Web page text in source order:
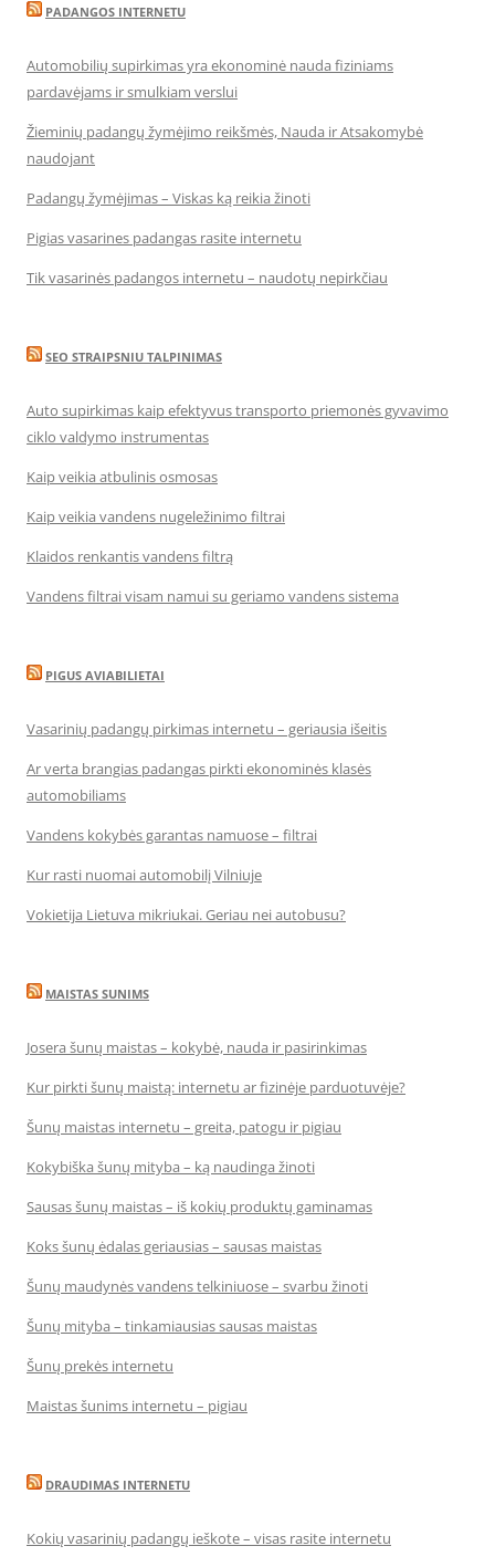
PADANGOS INTERNETU
Automobilių supirkimas yra ekonominė nauda fiziniams
pardavėjams ir smulkiam verslui
Žieminių padangų žymėjimo reikšmės, Nauda ir Atsakomybė
naudojant
Padangų žymėjimas – Viskas ką reikia žinoti
Pigias vasarines padangas rasite internetu
Tik vasarinės padangos internetu – naudotų nepirkčiau
SEO STRAIPSNIU TALPINIMAS
Auto supirkimas kaip efektyvus transporto priemonės gyvavimo
ciklo valdymo instrumentas
Kaip veikia atbulinis osmosas
Kaip veikia vandens nugeležinimo filtrai
Klaidos renkantis vandens filtrą
Vandens filtrai visam namui su geriamo vandens sistema
PIGUS AVIABILIETAI
Vasarinių padangų pirkimas internetu – geriausia išeitis
Ar verta brangias padangas pirkti ekonominės klasės
automobiliams
Vandens kokybės garantas namuose – filtrai
Kur rasti nuomai automobilį Vilniuje
Vokietija Lietuva mikriukai. Geriau nei autobusu?
MAISTAS SUNIMS
Josera šunų maistas – kokybė, nauda ir pasirinkimas
Kur pirkti šunų maistą: internetu ar fizinėje parduotuvėje?
Šunų maistas internetu – greita, patogu ir pigiau
Kokybiška šunų mityba – ką naudinga žinoti
Sausas šunų maistas – iš kokių produktų gaminamas
Koks šunų ėdalas geriausias – sausas maistas
Šunų maudynės vandens telkiniuose – svarbu žinoti
Šunų mityba – tinkamiausias sausas maistas
Šunų prekės internetu
Maistas šunims internetu – pigiau
DRAUDIMAS INTERNETU
Kokių vasarinių padangų ieškote – visas rasite internetu